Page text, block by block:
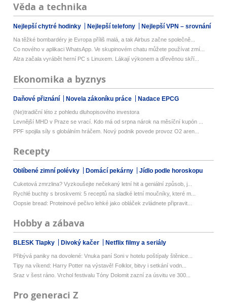
Věda a technika
Nejlepší chytré hodinky Nejlepší telefony Nejlepší VPN – srovnání
Na těžké bombardéry je Evropa příliš malá, a tak Airbus začne společně...
Co nového v aplikaci WhatsApp. Ve skupinovém chatu můžete používat zmí...
Alza začala vyrábět herní PC s Linuxem. Lákají výkonem a dřevěnou skří...
Ekonomika a byznys
Daňové přiznání Novela zákoníku práce Nadace EPCG
(Ne)tradiční léto z pohledu dluhopisového investora
Levnější MHD v Praze se vrací. Kdo má od srpna nárok na měsíční kupón ...
PPF spojila síly s globálním hráčem. Nový podnik povede provoz O2 aren...
Recepty
Oblíbené zimní polévky Domácí pekárny Jídlo podle horoskopu
Cuketová zmrzlina? Vyzkoušejte nečekaný letní hit a geniální způsob, j...
Rychlé buchty s broskvemi: 5 receptů na sladké letní moučníky, které m...
Oopsie bread: Proteinové pečivo lehké jako obláček zvládnete připravit...
Hobby a zábava
BLESK Tlapky Divoký kačer Netflix filmy a seriály
Přibývá paniky na dovolené: Vnuka paní Soni v hotelu poštípaly štěnice...
Tipy na víkend: Harry Potter na výstavě! Folklor, bitvy i setkání vodn...
Sraz v šest ráno. Vrchol festivalu Tóny Dolomit zazní za úsvitu ve 300...
Pro generaci Z